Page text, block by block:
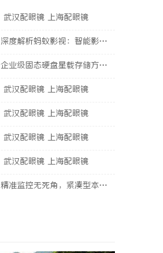
武汉配眼镜 上海配眼镜
深度解析蚂蚁影视：智能影视平台的未来趋势与优势
企业级固态硬盘星载存储方案选购指南
武汉配眼镜 上海配眼镜
武汉配眼镜 上海配眼镜
武汉配眼镜 上海配眼镜
武汉配眼镜 上海配眼镜
精准监控无死角，紧凑型本安球机赋能安全管理